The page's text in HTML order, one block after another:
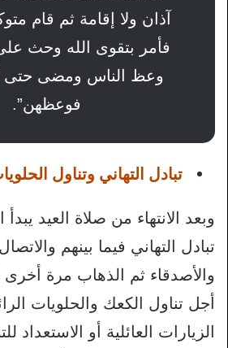
آذان ولا إقامة ثم قام
فأمر بتقوى الله وحث
وعظ الناس ومضى حتى
فوعظهن”.
تبادل التهاني وتناول
وبعد الانتهاء من صلاة العيد
تبادل التهاني فيما بينهم
والأصدقاء ثم الذهاب مرة
أجل تناول الكعك والحلويات
الزيارات العائلية أو الاستعداد